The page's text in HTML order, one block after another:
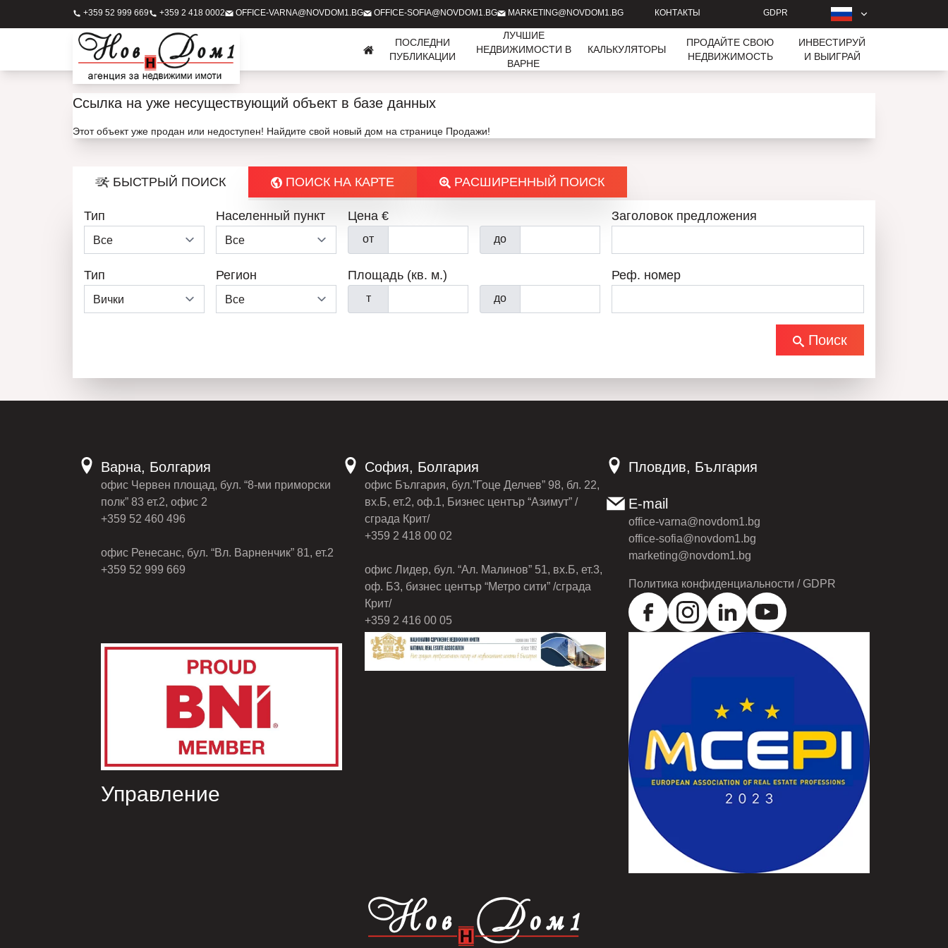
+359 52 999 669 +359 2 418 0002 OFFICE-VARNA@NOVDOM1.BG OFFICE-SOFIA@NOVDOM1.BG MARKETING@NOVDOM1.BG КОНТАКТЫ GDPR
ПОСЛЕДНИ
ПУБЛИКАЦИИ
ЛУЧШИЕ
НЕДВИЖИМОСТИ В
ВАРНЕ
КАЛЬКУЛЯТОРЫ
ПРОДАЙТЕ СВОЮ
НЕДВИЖИМОСТЬ
ИНВЕСТИРУЙ
И ВЫИГРАЙ
Ссылка на уже несуществующий объект в базе данных
Этот объект уже продан или недоступен! Найдите свой новый дом на странице Продажи!
БЫСТРЫЙ ПОИСК ПОИСК НА КАРТЕ РАСШИРЕННЫЙ ПОИСК
Тип Населенный пункт
Тип Регион
Цена €
от до
Площадь (кв. м.)
т до
Заголовок предложения
Реф. номер
Поиск
Варна, Болгария
офис Червен площад, бул. “8-ми приморски
полк” 83 ет.2, офис 2
+359 52 460 496
офис Ренесанс, бул. “Вл. Варненчик” 81, ет.2
+359 52 999 669
София, Болгария
офис България, бул.”Гоце Делчев” 98, бл. 22,
вх.Б, ет.2, оф.1, Бизнес център “Азимут” /
сграда Крит/
+359 2 418 00 02
офис Лидер, бул. “Ал. Малинов” 51, вх.Б, ет.3,
оф. Б3, бизнес център “Метро сити” /сграда
Крит/
+359 2 416 00 05
Пловдив, България
E-mail
office-varna@novdom1.bg
office-sofia@novdom1.bg
marketing@novdom1.bg
Политика конфиденциальности / GDPR
Управление